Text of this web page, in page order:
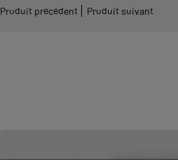
Produit précédent Produit suivant